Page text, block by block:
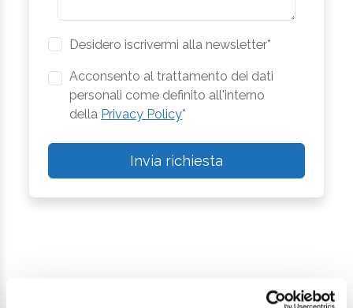
Desidero iscrivermi alla newsletter*
Acconsento al trattamento dei dati
personali come definito all'interno
della Privacy Policy*
Invia richiesta